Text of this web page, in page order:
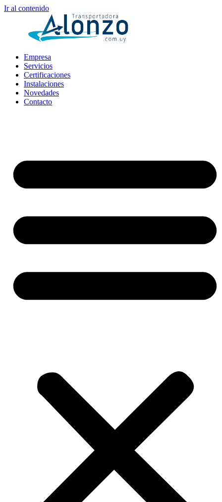
Ir al contenido
Empresa
Servicios
Certificaciones
Instalaciones
Novedades
Contacto